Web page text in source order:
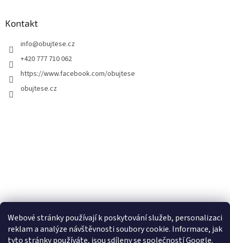
Webové stránky používají k poskytování služeb, personalizaci
reklam a analýze návštěvnosti soubory cookie. Informace, jak
tyto stránky používáte, jsou sdíleny se společností Google.
Kontakt
info@obujtese.cz
+420 777 710 062
https://www.facebook.com/obujtese
obujtese.cz